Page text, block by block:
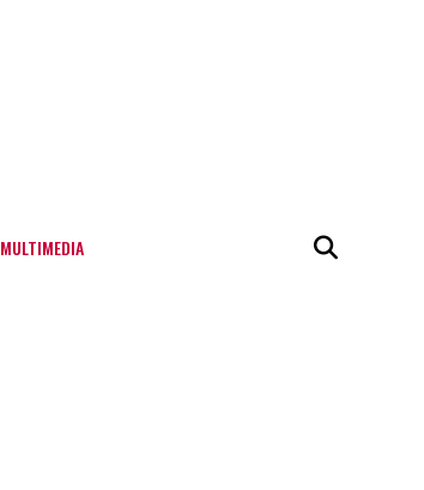
MULTIMEDIA